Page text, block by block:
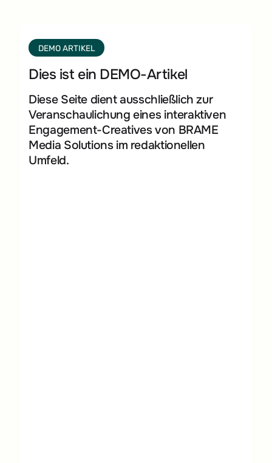
DEMO ARTIKEL
Dies ist ein DEMO-Artikel
Diese Seite dient ausschließlich zur
Veranschaulichung eines interaktiven
Engagement-Creatives von BRAME
Media Solutions im redaktionellen
Umfeld.